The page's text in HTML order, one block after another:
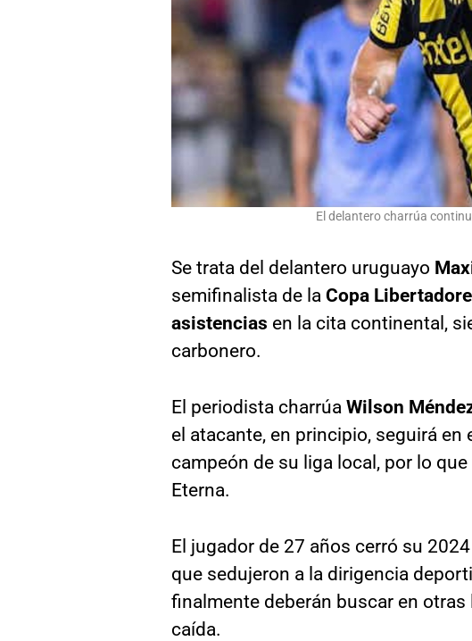
El delantero charrúa
Se trata del delantero uruguayo
semifinalista de la Copa
asistencias en la cita continental,
carbonero.
El periodista charrúa Wilson
el atacante, en principio, seguirá en
campeón de su liga local, por lo
Eterna.
El jugador de 27 años cerró su
que sedujeron a la dirigencia
finalmente deberán buscar en otras
caída.